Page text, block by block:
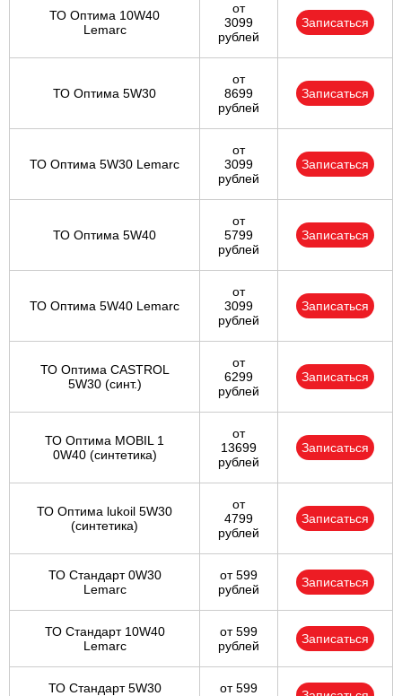
ТО Оптима 10W40
Lemarc
от
3099
рублей
Записаться
ТО Оптима 5W30
от
8699
рублей
Записаться
ТО Оптима 5W30 Lemarc
от
3099
рублей
Записаться
ТО Оптима 5W40
от
5799
рублей
Записаться
ТО Оптима 5W40 Lemarc
от
3099
рублей
Записаться
ТО Оптима CASTROL
5W30 (синт.)
от
6299
рублей
Записаться
ТО Оптима MOBIL 1
0W40 (синтетика)
от
13699
рублей
Записаться
ТО Оптима lukoil 5W30
(синтетика)
от
4799
рублей
Записаться
ТО Стандарт 0W30
Lemarc
от 599
рублей
Записаться
ТО Стандарт 10W40
Lemarc
от 599
рублей
Записаться
ТО Стандарт 5W30
от 599